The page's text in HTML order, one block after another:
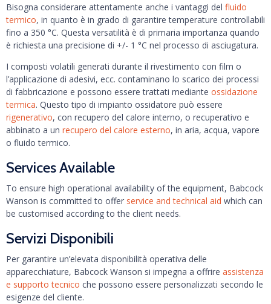
Bisogna considerare attentamente anche i vantaggi del fluido
termico, in quanto è in grado di garantire temperature controllabili
fino a 350 °C. Questa versatilità è di primaria importanza quando
è richiesta una precisione di +/- 1 °C nel processo di asciugatura.
I composti volatili generati durante il rivestimento con film o
l’applicazione di adesivi, ecc. contaminano lo scarico dei processi
di fabbricazione e possono essere trattati mediante ossidazione
termica. Questo tipo di impianto ossidatore può essere
rigenerativo, con recupero del calore interno, o recuperativo e
abbinato a un recupero del calore esterno, in aria, acqua, vapore
o fluido termico.
Services Available
To ensure high operational availability of the equipment, Babcock
Wanson is committed to offer service and technical aid which can
be customised according to the client needs.
Servizi Disponibili
Per garantire un’elevata disponibilità operativa delle
apparecchiature, Babcock Wanson si impegna a offrire assistenza
e supporto tecnico che possono essere personalizzati secondo le
esigenze del cliente.